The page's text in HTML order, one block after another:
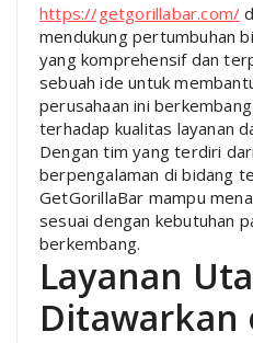
https://getgorillabar.com/
mendukung pertumbuhan
yang komprehensif dan
sebuah ide untuk
perusahaan ini
terhadap kualitas layanan
Dengan tim yang terdiri
berpengalaman di bidang
GetGorillaBar mampu
sesuai dengan kebutuhan
berkembang.
Layanan
Ditawarkan